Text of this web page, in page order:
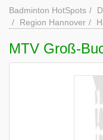
Badminton HotSpots
Region Hannover
MTV Groß-